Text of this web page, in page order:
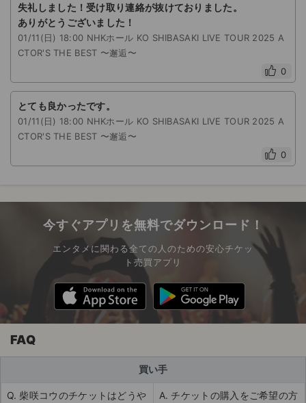
失礼しました！受け取り連絡が抜けておりました。
ありがとうございました！
01/11(日) 18:00 NHKホール KO SHIBASAKI LIVE TOUR 2025 A
CTOR'S THE BEST 〜邂逅〜
0
とても良かったです。
01/11(日) 18:00 NHKホール KO SHIBASAKI LIVE TOUR 2025 A
CTOR'S THE BEST 〜邂逅〜
0
今すぐアプリを無料でダウンロード！
エンタメに関わる全ての人のための安心チケッ
ト売買アプリ
FAQ
買い手
Q. 柴咲コウのチケットはどうや
A. チケットの購入をご希望の方